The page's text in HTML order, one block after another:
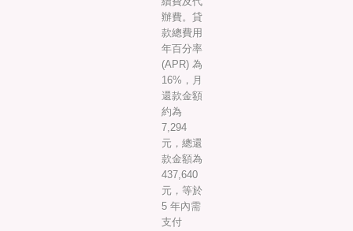
辦費。貸
款總費用
年百分率
(APR) 為
16%，月
還款金額
約為
7,294
元，總還
款金額為
437,640
元，等於
5 年內需
支付